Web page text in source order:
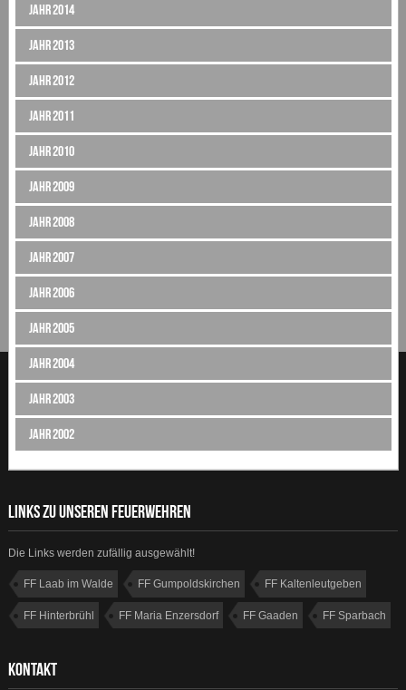
Jahr 2014
Jahr 2013
Jahr 2012
Jahr 2011
Jahr 2010
Jahr 2009
Jahr 2008
Jahr 2007
Jahr 2006
Jahr 2005
Jahr 2004
Jahr 2003
Jahr 2002
LINKS ZU UNSEREN FEUERWEHREN
Die Links werden zufällig ausgewählt!
FF Laab im Walde FF Gumpoldskirchen FF Kaltenleutgeben
FF Hinterbrühl FF Maria Enzersdorf FF Gaaden FF Sparbach
KONTAKT